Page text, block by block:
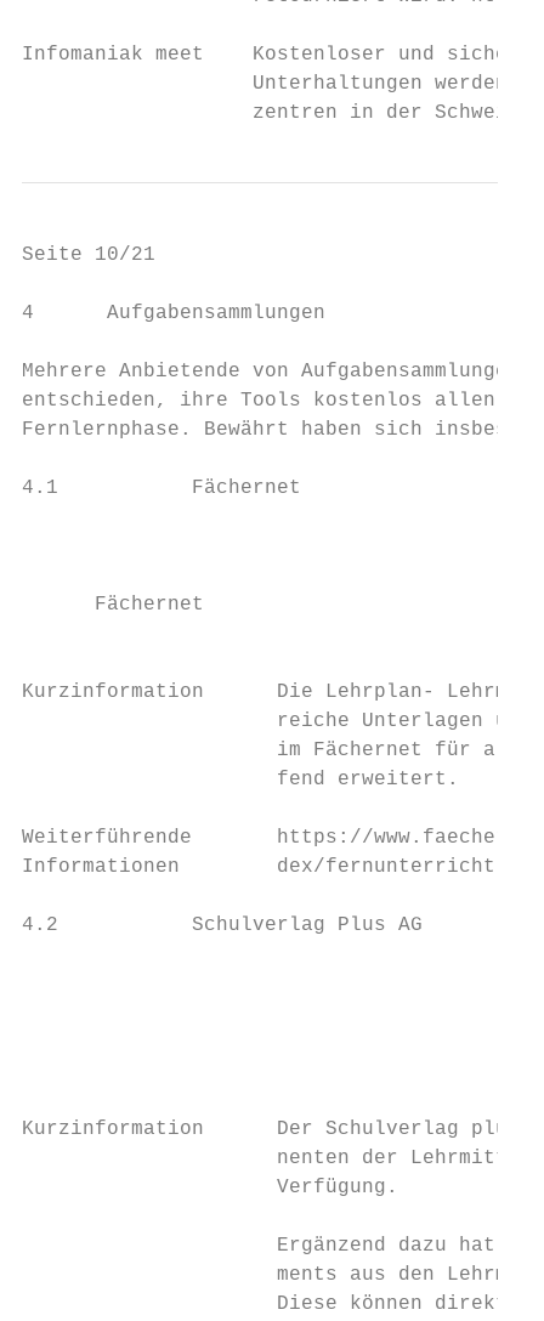
Infomaniak meet    Kostenloser und
Unterhaltungen werden
zentren in der
Seite 10/21
4      Aufgabensammlungen
Mehrere Anbietende von
entschieden, ihre Tools kostenlos allen
Fernlernphase. Bewährt haben sich
4.1           Fächernet
Fächernet
Kurzinformation      Die Lehrplan-
reiche Unterlagen
im Fächernet für
                     fend erweitert.
Weiterführende       https://
Informationen        dex/
4.2           Schulverlag Plus AG
Kurzinformation      Der Schulverlag plus
nenten der
                     Verfügung.
Ergänzend dazu hat
ments aus den
Diese können direkt